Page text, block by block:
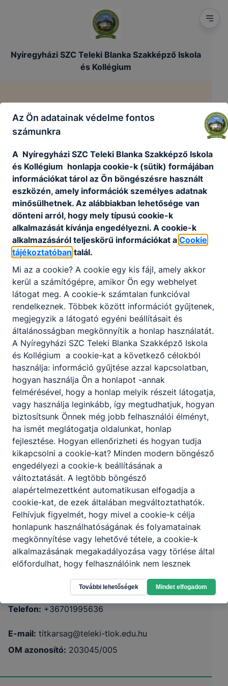
Nyíregyházi SZC Teleki Blanka Szakképző Iskola
és Kollégium
Egyéb foglalkozások
Feltöltés alatt..
Nyíregyházi SZC Teleki Blanka Szakképző
Iskola és Kollégium
4450 Tiszalök Ady Endre utca 35.
KRÉTA
Telefon: +36701995636
E-mail: titkarsag@teleki-tlok.edu.hu
OM azonosító: 203045/005
Az Ön adatainak védelme fontos
számunkra
A Nyíregyházi SZC Teleki Blanka Szakképző Iskola
és Kollégium honlapja cookie-k (sütik) formájában
információkat tárol az Ön böngészésre használt
eszközén, amely információk személyes adatnak
minősülhetnek. Az alábbiakban lehetősége van
dönteni arról, hogy mely típusú cookie-k
alkalmazását kívánja engedélyezni. A cookie-k
alkalmazásáról teljeskörű információkat a Cookie
tájékoztatóban talál.
Mi az a cookie? A cookie egy kis fájl, amely akkor
kerül a számítógépre, amikor Ön egy webhelyet
látogat meg. A cookie-k számtalan funkcióval
rendelkeznek. Többek között információt gyűjtenek,
megjegyzik a látogató egyéni beállításait és
általánosságban megkönnyítik a honlap használatát.
A Nyíregyházi SZC Teleki Blanka Szakképző Iskola
és Kollégium a cookie-kat a következő célokból
használja: információ gyűjtése azzal kapcsolatban,
hogyan használja Ön a honlapot -annak
felmérésével, hogy a honlap melyik részeit látogatja,
vagy használja leginkább, így megtudhatjuk, hogyan
biztosítsunk Önnek még jobb felhasználói élményt,
ha ismét meglátogatja oldalunkat, honlap
fejlesztése. Hogyan ellenőrizheti és hogyan tudja
kikapcsolni a cookie-kat? Minden modern böngésző
engedélyezi a cookie-k beállításának a
változtatását. A legtöbb böngésző
alapértelmezettként automatikusan elfogadja a
cookie-kat, de ezek általában megváltoztathatók.
Felhívjuk figyelmét, hogy mivel a cookie-k célja
honlapunk használhatóságának és folyamatainak
megkönnyítése vagy lehetővé tétele, a cookie-k
alkalmazásának megakadályozása vagy törlése által
előfordulhat, hogy felhasználóink nem lesznek
használatára, vagy a honlap a tervezettől eltérően
További lehetőségek Mindet elfogadom